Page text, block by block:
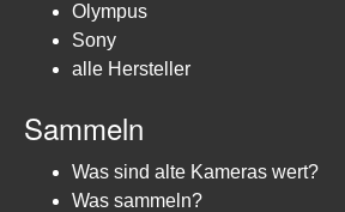
Olympus
Sony
alle Hersteller
Sammeln
Was sind alte Kameras wert?
Was sammeln?